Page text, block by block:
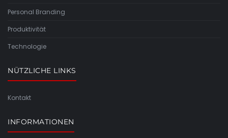
Personal Branding
Produktivität
Technologie
NÜTZLICHE LINKS
Kontakt
INFORMATIONEN